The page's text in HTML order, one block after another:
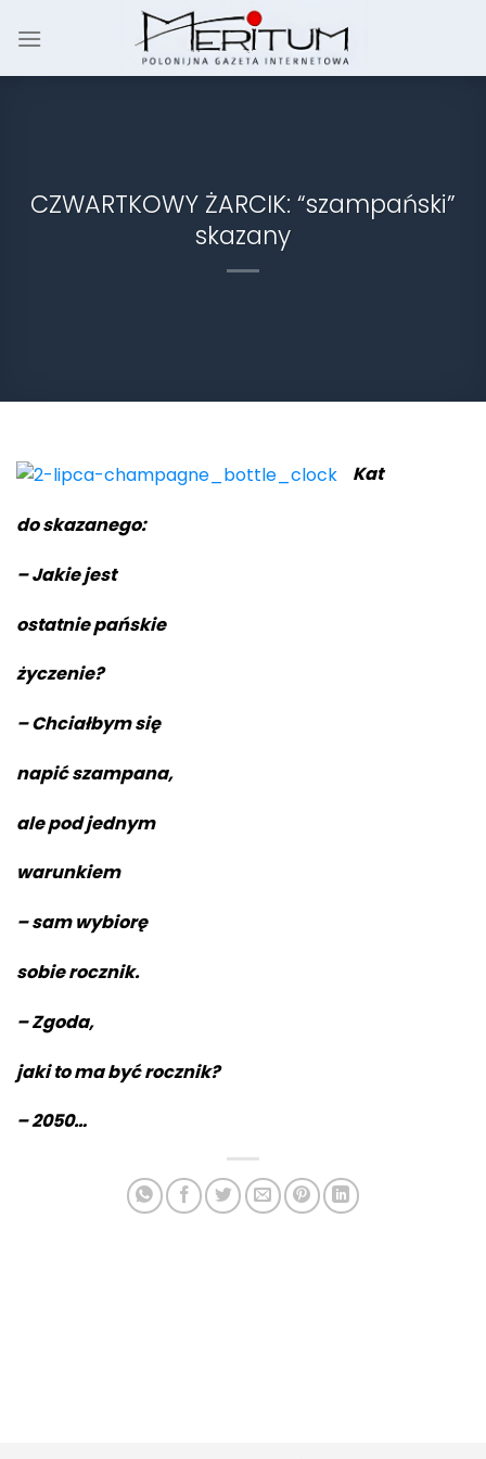
CZWARTKOWY ŻARCIK: “szampański”
skazany
Kat
do skazanego:
– Jakie jest
ostatnie pańskie
życzenie?
– Chciałbym się
napić szampana,
ale pod jednym
warunkiem
– sam wybiorę
sobie rocznik.
– Zgoda,
jaki to ma być rocznik?
– 2050…